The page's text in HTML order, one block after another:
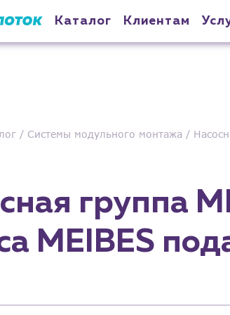
Каталог Клиентам
Системы модульного монтажа
группа
MEIBES